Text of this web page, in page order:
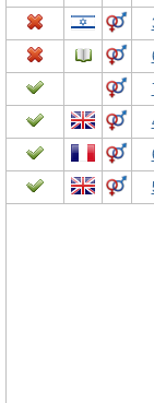
צור קשר
פייסבוק